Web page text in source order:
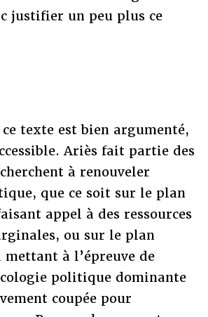
justifier un peu plus ce
texte est bien argumenté,
Ariès fait partie des
à renouveler
que ce soit sur le plan
appel à des ressources
ou sur le plan
à l’épreuve de
politique dominante
coupée pour